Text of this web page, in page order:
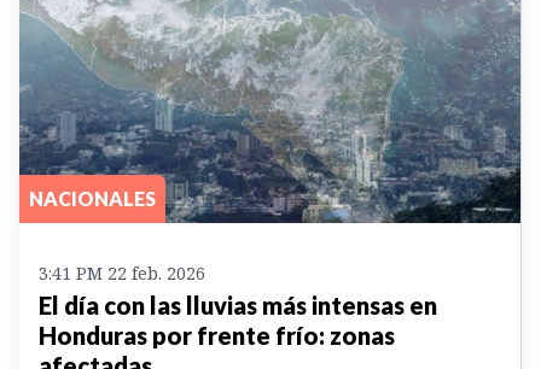
NACIONALES
3:41 PM 22 feb. 2026
El día con las lluvias más intensas en
Honduras por frente frío: zonas